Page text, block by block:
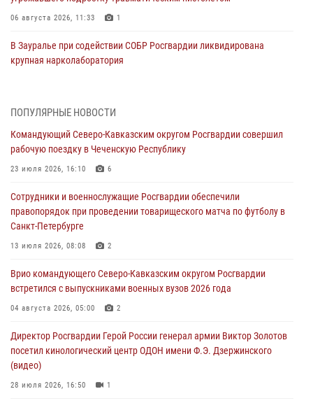
06 августа 2026, 11:33 1
В Зауралье при содействии СОБР Росгвардии ликвидирована
крупная нарколаборатория
В Москве росгвардейцы задержали троих мужчин, устроивших
06 августа 2026, 11:20
Взрывотехники Росгвардии на Ставрополье обезвредили снаряд
06 августа 2026, 11:15
Подвиги героев‑росгвардейцев увековечили в новой музейной
экспозиции белгородского музея‑диорамы «Курская битва.
06 августа 2026, 10:30 3
Охрану общественного порядка и безопасность на футбольном
06 августа 2026, 10:13 1
ПОПУЛЯРНЫЕ НОВОСТИ
Командующий Северо-Кавказским округом Росгвардии совершил
рабочую поездку в Чеченскую Республику
23 июля 2026, 16:10 6
Сотрудники и военнослужащие Росгвардии обеспечили
правопорядок при проведении товарищеского матча по футболу в
Санкт-Петербурге
13 июля 2026, 08:08 2
Врио командующего Северо-Кавказским округом Росгвардии
встретился с выпускниками военных вузов 2026 года
04 августа 2026, 05:00 2
Директор Росгвардии Герой России генерал армии Виктор Золотов
посетил кинологический центр ОДОН имени Ф.Э. Дзержинского
(видео)
28 июля 2026, 16:50 1